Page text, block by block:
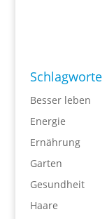
Schlagworte
Besser leben
Energie
Ernährung
Garten
Gesundheit
Haare